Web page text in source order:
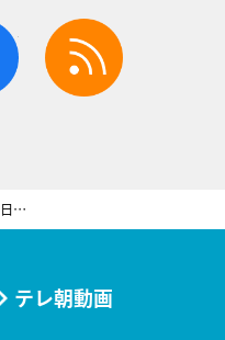
facebook
白石麻衣、1日1000食売れるカツサンドを豪快に！ツッコまれてもお構いなし「おいしい～」
テレ朝動画